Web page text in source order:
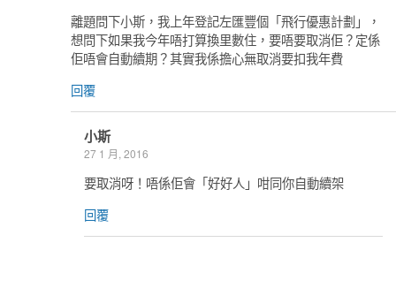
離題問下小斯，我上年登記左匯豐個「飛行優惠計劃」，
想問下如果我今年唔打算換里數住，要唔要取消佢？定係
佢唔會自動續期？其實我係擔心無取消要扣我年費
回覆
小斯
27 1 月, 2016
要取消呀！唔係佢會「好好人」咁同你自動續架
回覆